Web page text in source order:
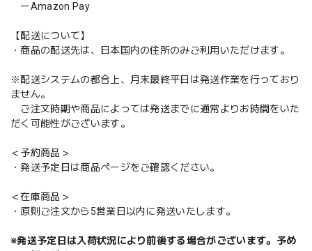
ーAmazon Pay
【配送について】
・商品の配送先は、日本国内の住所のみご利用いただけます。
※配送システムの都合上、月末最終平日は発送作業を行っており
ません。
ご注文時期や商品によっては発送までに通常よりお時間をいた
だく可能性がございます。
＜予約商品＞
・発送予定日は商品ページをご確認ください。
＜在庫商品＞
・原則ご注文から5営業日以内に発送いたします。
※発送予定日は入荷状況により前後する場合がございます。予め